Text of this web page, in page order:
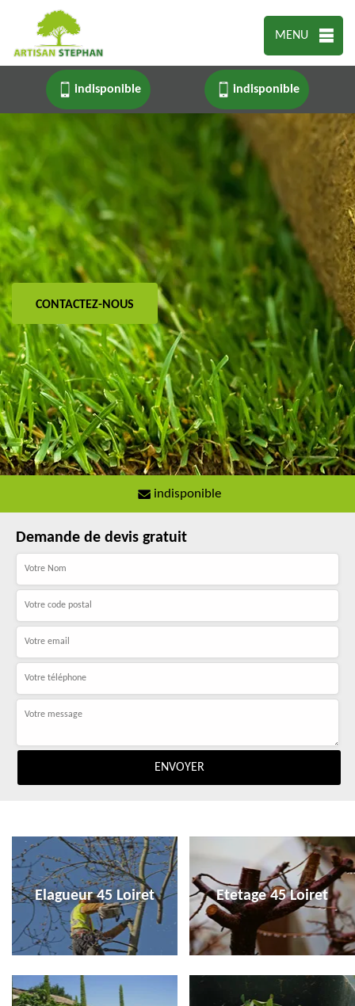
MENU
indisponible indisponible
CONTACTEZ-NOUS
indisponible
Demande de devis gratuit
Elagueur 45 Loiret Etetage 45 Loiret